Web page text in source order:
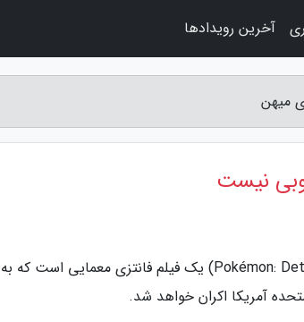
میهن
نیست
به گزارش فروشگاه های میهن، پوکمون: کارآگاه پیکاچو (Pokémon: Detective Pikachu) یک فیلم فانتزی معمایی است که به
آمریکا اکران خواهد شد.
آخرین رویدادها